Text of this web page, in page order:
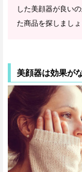
した美顔器が良い
た商品を探しましょ
美顔器は効果が